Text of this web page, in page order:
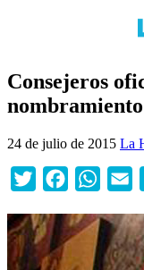
Consejeros
nombramiento
24 de julio de 2015 La
Twitter Facebook